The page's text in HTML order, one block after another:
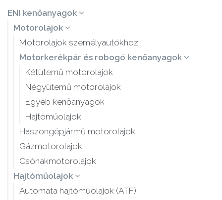
ENI kenőanyagok
Motorolajok
Motorolajok személyautókhoz
Motorkerékpár és robogó kenőanyagok
Kétütemű motorolajok
Négyütemű motorolajok
Egyéb kenőanyagok
Hajtóműolajok
Haszongépjármű motorolajok
Gázmotorolajok
Csónakmotorolajok
Hajtóműolajok
Automata hajtóműolajok (ATF)